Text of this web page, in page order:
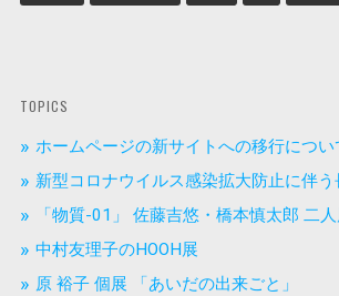
TOPICS
ホームページの新サイトへの移行につい
新型コロナウイルス感染拡大防止に伴
「物質-01」 佐藤吉悠・橋本慎太郎 二
中村友理子のHOOH展
原 裕子 個展 「あいだの出来ごと」